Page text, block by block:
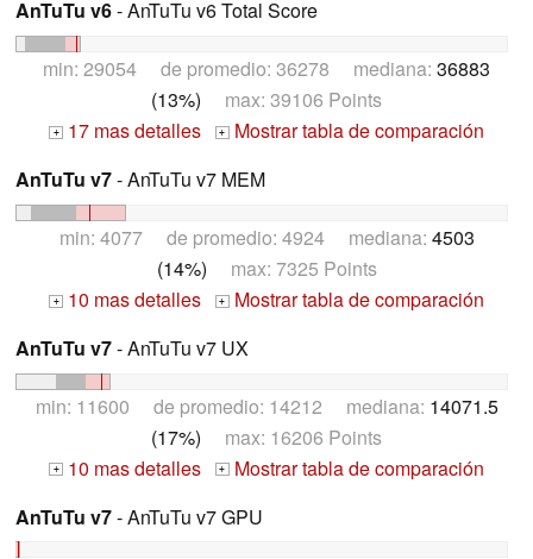
AnTuTu v6- AnTuTu v6 Total Score
min: 29054 de promedio: 36278 mediana: 36883
(13%) max: 39106 Points
+ 17 mas detalles + Mostrar tabla de comparación
AnTuTu v7- AnTuTu v7 MEM
min: 4077 de promedio: 4924 mediana: 4503
(14%) max: 7325 Points
+ 10 mas detalles + Mostrar tabla de comparación
AnTuTu v7- AnTuTu v7 UX
min: 11600 de promedio: 14212 mediana: 14071.5
(17%) max: 16206 Points
+ 10 mas detalles + Mostrar tabla de comparación
AnTuTu v7- AnTuTu v7 GPU